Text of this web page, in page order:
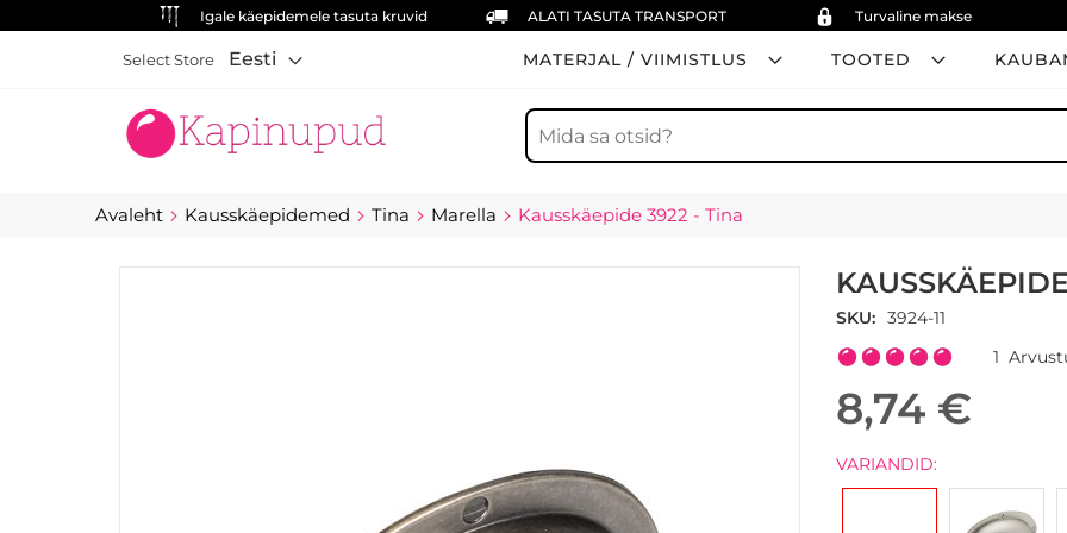
Igale käepidemele tasuta kruvid ALATI TASUTA TRANSPORT Turvaline makse
MATERJAL / VIIMISTLUS TOOTED
Select Store Eesti
Otsi
Avaleht Kausskäepidemed Tina Marella Kausskäepide 3922 - Tina
SKU
3924-11
Rating:
1
8,74 €
VARIANDID: